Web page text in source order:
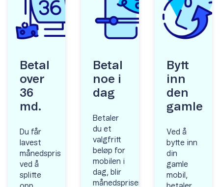
Betal
over
36
md.
Du får
lavest
månedspris
ved å
splitte
Betal
noe i
dag
Betaler
du et
valgfritt
beløp for
mobilen i
dag, blir
månedsprisen
Bytt
inn
den
gamle
Ved å
bytte inn
din
gamle
mobil,